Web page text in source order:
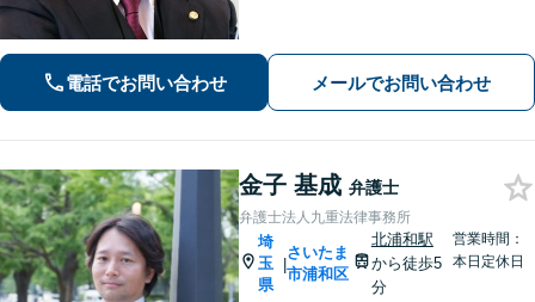
電話でお問い合わせ メールでお問い合わせ
金子 基成 弁護士
弁護士法人九重法律事務所
埼
玉
県
|
さいたま
市浦和区
北浦和駅
から徒歩5
分
営業時間：
本日定休日